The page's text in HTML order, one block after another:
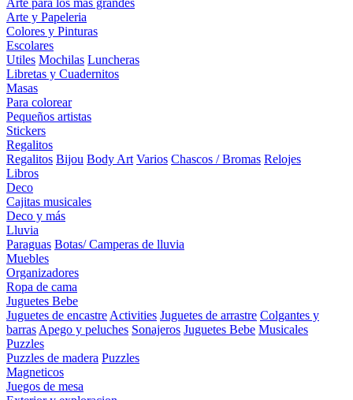
Arte para los mas grandes
Arte y Papeleria
Colores y Pinturas
Escolares
Utiles Mochilas Luncheras
Libretas y Cuadernitos
Masas
Para colorear
Pequeños artistas
Stickers
Regalitos
Regalitos Bijou Body Art Varios Chascos / Bromas Relojes
Libros
Deco
Cajitas musicales
Deco y más
Lluvia
Paraguas Botas/ Camperas de lluvia
Muebles
Organizadores
Ropa de cama
Juguetes Bebe
Juguetes de encastre Activities Juguetes de arrastre Colgantes y
barras Apego y peluches Sonajeros Juguetes Bebe Musicales
Puzzles
Puzzles de madera Puzzles
Magneticos
Juegos de mesa